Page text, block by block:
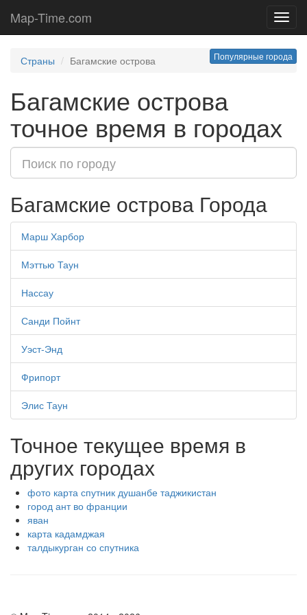
Map-Time.com
Популярные города
Страны Багамские острова
Багамские острова
точное время в городах
Багамские острова Города
Марш Харбор
Мэттью Таун
Нассау
Санди Пойнт
Уэст-Энд
Фрипорт
Элис Таун
Точное текущее время в
других городах
фото карта спутник душанбе таджикистан
город ант во франции
яван
карта кадамджая
талдыкурган со спутника